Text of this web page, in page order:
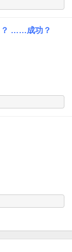
？ ……成功？